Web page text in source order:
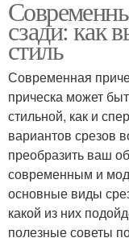
Тенденции в
сзади: как
стиль
Современная
прическа может
стильной, как и
вариантов срезов
преобразить ваш
современным и
основные виды
какой из них
полезные советы